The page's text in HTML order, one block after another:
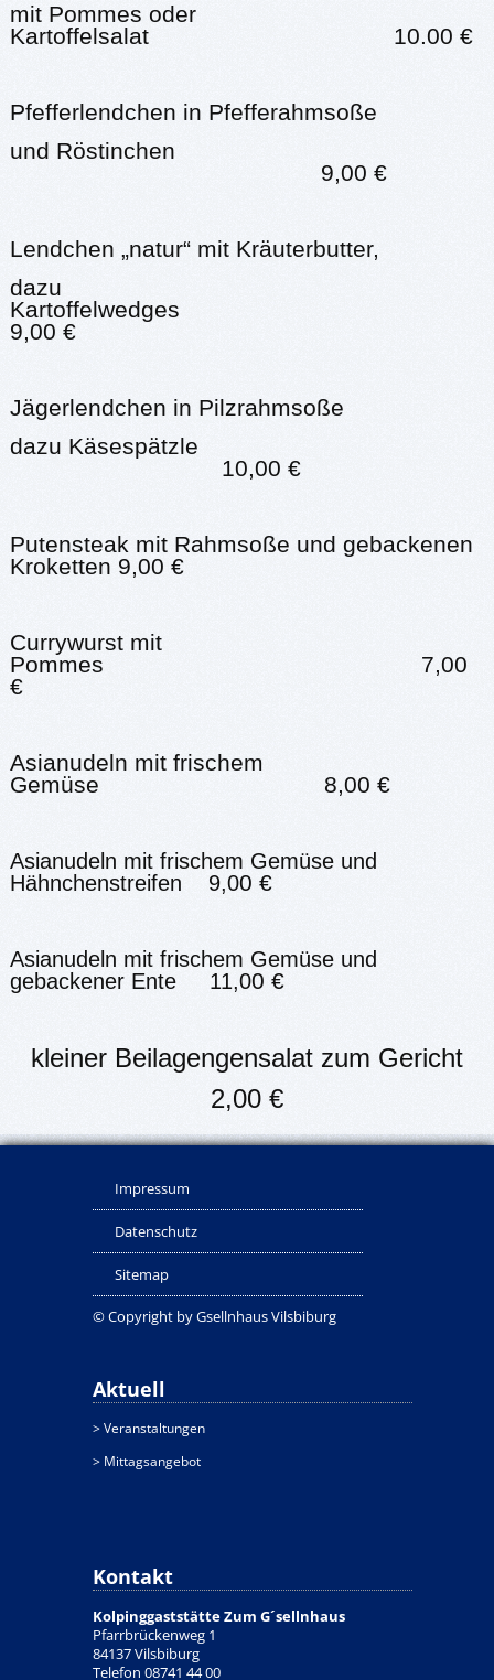
mit Pommes oder
Kartoffelsalat 10.00 €
Pfefferlendchen in Pfefferahmsoße
und Röstinchen
9,00 €
Lendchen „natur“ mit Kräuterbutter,
dazu
9,00 €
Jägerlendchen in Pilzrahmsoße
dazu Käsespätzle
10,00 €
Putensteak mit Rahmsoße und gebackenen
Kroketten 9,00 €
Currywurst mit
Pommes 7,00
€
Asianudeln mit frischem
Gemüse 8,00 €
Asianudeln mit frischem Gemüse und
Hähnchenstreifen 9,00 €
Asianudeln mit frischem Gemüse und
gebackener Ente 11,00 €
kleiner Beilagengensalat zum Gericht
2,00 €
Impressum
Datenschutz
Sitemap
© Copyright by Gsellnhaus Vilsbiburg
Aktuell
> Veranstaltungen
> Mittagsangebot
Kontakt
Kolpinggaststätte Zum G´sellnhaus
Pfarrbrückenweg 1
84137 Vilsbiburg
Telefon 08741 44 00